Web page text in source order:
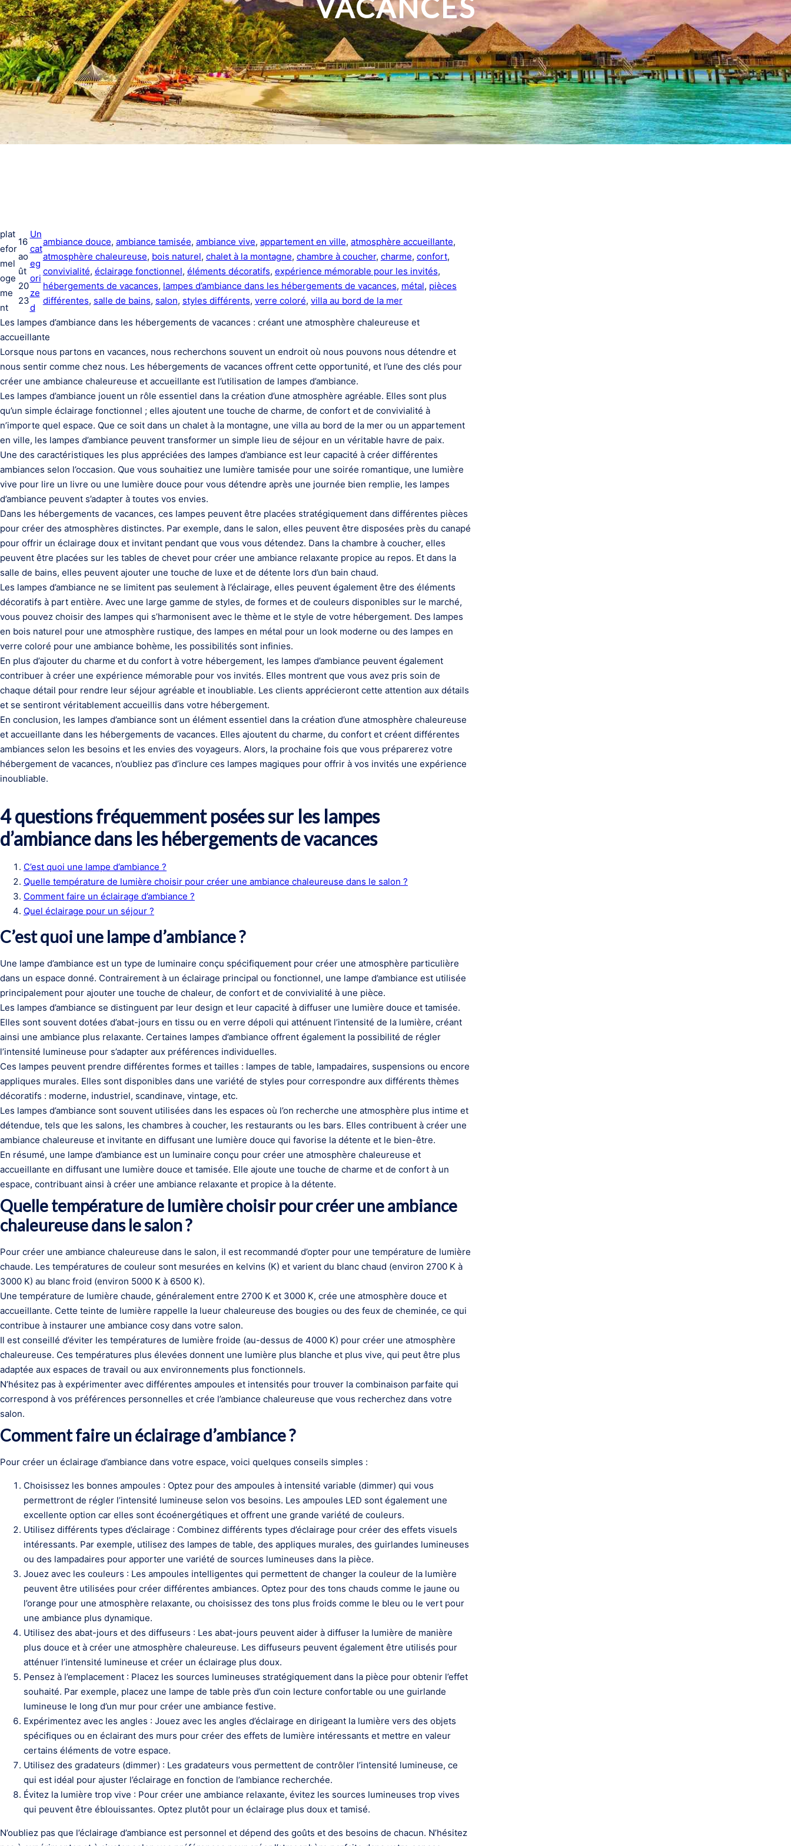
VACANCES
plat
efor
mel
oge
me
nt
16
ao
ût
20
23
Un
cat
eg
ori
ze
d
ambiance douce, ambiance tamisée, ambiance vive, appartement en ville, atmosphère accueillante
atmosphère chaleureuse, bois naturel, chalet à la montagne, chambre à coucher, charme, confort
convivialité, éclairage fonctionnel, éléments décoratifs, expérience mémorable pour les invités
hébergements de vacances, lampes d’ambiance dans les hébergements de vacances, métal, pièces
différentes, salle de bains, salon, styles différents, verre coloré, villa au bord de la mer
Les lampes d’ambiance dans les hébergements de vacances : créant une atmosphère chaleureuse et
accueillante
Lorsque nous partons en vacances, nous recherchons souvent un endroit où nous pouvons nous détendre et
nous sentir comme chez nous. Les hébergements de vacances offrent cette opportunité, et l’une des clés pour
créer une ambiance chaleureuse et accueillante est l’utilisation de lampes d’ambiance.
Les lampes d’ambiance jouent un rôle essentiel dans la création d’une atmosphère agréable. Elles sont plus
qu’un simple éclairage fonctionnel ; elles ajoutent une touche de charme, de confort et de convivialité à
n’importe quel espace. Que ce soit dans un chalet à la montagne, une villa au bord de la mer ou un appartement
en ville, les lampes d’ambiance peuvent transformer un simple lieu de séjour en un véritable havre de paix.
Une des caractéristiques les plus appréciées des lampes d’ambiance est leur capacité à créer différentes
ambiances selon l’occasion. Que vous souhaitiez une lumière tamisée pour une soirée romantique, une lumière
vive pour lire un livre ou une lumière douce pour vous détendre après une journée bien remplie, les lampes
d’ambiance peuvent s’adapter à toutes vos envies.
Dans les hébergements de vacances, ces lampes peuvent être placées stratégiquement dans différentes pièces
pour créer des atmosphères distinctes. Par exemple, dans le salon, elles peuvent être disposées près du canapé
pour offrir un éclairage doux et invitant pendant que vous vous détendez. Dans la chambre à coucher, elles
peuvent être placées sur les tables de chevet pour créer une ambiance relaxante propice au repos. Et dans la
salle de bains, elles peuvent ajouter une touche de luxe et de détente lors d’un bain chaud.
Les lampes d’ambiance ne se limitent pas seulement à l’éclairage, elles peuvent également être des éléments
décoratifs à part entière. Avec une large gamme de styles, de formes et de couleurs disponibles sur le marché,
vous pouvez choisir des lampes qui s’harmonisent avec le thème et le style de votre hébergement. Des lampes
en bois naturel pour une atmosphère rustique, des lampes en métal pour un look moderne ou des lampes en
verre coloré pour une ambiance bohème, les possibilités sont infinies.
En plus d’ajouter du charme et du confort à votre hébergement, les lampes d’ambiance peuvent également
contribuer à créer une expérience mémorable pour vos invités. Elles montrent que vous avez pris soin de
chaque détail pour rendre leur séjour agréable et inoubliable. Les clients apprécieront cette attention aux détails
et se sentiront véritablement accueillis dans votre hébergement.
En conclusion, les lampes d’ambiance sont un élément essentiel dans la création d’une atmosphère chaleureuse
et accueillante dans les hébergements de vacances. Elles ajoutent du charme, du confort et créent différentes
ambiances selon les besoins et les envies des voyageurs. Alors, la prochaine fois que vous préparerez votre
hébergement de vacances, n’oubliez pas d’inclure ces lampes magiques pour offrir à vos invités une expérience
inoubliable.
4 questions fréquemment posées sur les lampes
d’ambiance dans les hébergements de vacances
C’est quoi une lampe d’ambiance ?
Quelle température de lumière choisir pour créer une ambiance chaleureuse dans le salon ?
Comment faire un éclairage d’ambiance ?
Quel éclairage pour un séjour ?
C’est quoi une lampe d’ambiance ?
Une lampe d’ambiance est un type de luminaire conçu spécifiquement pour créer une atmosphère particulière
dans un espace donné. Contrairement à un éclairage principal ou fonctionnel, une lampe d’ambiance est utilisée
principalement pour ajouter une touche de chaleur, de confort et de convivialité à une pièce.
Les lampes d’ambiance se distinguent par leur design et leur capacité à diffuser une lumière douce et tamisée.
Elles sont souvent dotées d’abat-jours en tissu ou en verre dépoli qui atténuent l’intensité de la lumière, créant
ainsi une ambiance plus relaxante. Certaines lampes d’ambiance offrent également la possibilité de régler
l’intensité lumineuse pour s’adapter aux préférences individuelles.
Ces lampes peuvent prendre différentes formes et tailles : lampes de table, lampadaires, suspensions ou encore
appliques murales. Elles sont disponibles dans une variété de styles pour correspondre aux différents thèmes
décoratifs : moderne, industriel, scandinave, vintage, etc.
Les lampes d’ambiance sont souvent utilisées dans les espaces où l’on recherche une atmosphère plus intime et
détendue, tels que les salons, les chambres à coucher, les restaurants ou les bars. Elles contribuent à créer une
ambiance chaleureuse et invitante en diffusant une lumière douce qui favorise la détente et le bien-être.
En résumé, une lampe d’ambiance est un luminaire conçu pour créer une atmosphère chaleureuse et
accueillante en diffusant une lumière douce et tamisée. Elle ajoute une touche de charme et de confort à un
espace, contribuant ainsi à créer une ambiance relaxante et propice à la détente.
Quelle température de lumière choisir pour créer une ambiance
chaleureuse dans le salon ?
Pour créer une ambiance chaleureuse dans le salon, il est recommandé d’opter pour une température de lumière
chaude. Les températures de couleur sont mesurées en kelvins (K) et varient du blanc chaud (environ 2700 K à
3000 K) au blanc froid (environ 5000 K à 6500 K).
Une température de lumière chaude, généralement entre 2700 K et 3000 K, crée une atmosphère douce et
accueillante. Cette teinte de lumière rappelle la lueur chaleureuse des bougies ou des feux de cheminée, ce qui
contribue à instaurer une ambiance cosy dans votre salon.
Il est conseillé d’éviter les températures de lumière froide (au-dessus de 4000 K) pour créer une atmosphère
chaleureuse. Ces températures plus élevées donnent une lumière plus blanche et plus vive, qui peut être plus
adaptée aux espaces de travail ou aux environnements plus fonctionnels.
N’hésitez pas à expérimenter avec différentes ampoules et intensités pour trouver la combinaison parfaite qui
correspond à vos préférences personnelles et crée l’ambiance chaleureuse que vous recherchez dans votre
salon.
Comment faire un éclairage d’ambiance ?
Pour créer un éclairage d’ambiance dans votre espace, voici quelques conseils simples :
Choisissez les bonnes ampoules : Optez pour des ampoules à intensité variable (dimmer) qui vous
permettront de régler l’intensité lumineuse selon vos besoins. Les ampoules LED sont également une
excellente option car elles sont écoénergétiques et offrent une grande variété de couleurs.
Utilisez différents types d’éclairage : Combinez différents types d’éclairage pour créer des effets visuels
intéressants. Par exemple, utilisez des lampes de table, des appliques murales, des guirlandes lumineuses
ou des lampadaires pour apporter une variété de sources lumineuses dans la pièce.
Jouez avec les couleurs : Les ampoules intelligentes qui permettent de changer la couleur de la lumière
peuvent être utilisées pour créer différentes ambiances. Optez pour des tons chauds comme le jaune ou
l’orange pour une atmosphère relaxante, ou choisissez des tons plus froids comme le bleu ou le vert pour
une ambiance plus dynamique.
Utilisez des abat-jours et des diffuseurs : Les abat-jours peuvent aider à diffuser la lumière de manière
plus douce et à créer une atmosphère chaleureuse. Les diffuseurs peuvent également être utilisés pour
atténuer l’intensité lumineuse et créer un éclairage plus doux.
Pensez à l’emplacement : Placez les sources lumineuses stratégiquement dans la pièce pour obtenir l’effet
souhaité. Par exemple, placez une lampe de table près d’un coin lecture confortable ou une guirlande
lumineuse le long d’un mur pour créer une ambiance festive.
Expérimentez avec les angles : Jouez avec les angles d’éclairage en dirigeant la lumière vers des objets
spécifiques ou en éclairant des murs pour créer des effets de lumière intéressants et mettre en valeur
certains éléments de votre espace.
Utilisez des gradateurs (dimmer) : Les gradateurs vous permettent de contrôler l’intensité lumineuse, ce
qui est idéal pour ajuster l’éclairage en fonction de l’ambiance recherchée.
Évitez la lumière trop vive : Pour créer une ambiance relaxante, évitez les sources lumineuses trop vives
qui peuvent être éblouissantes. Optez plutôt pour un éclairage plus doux et tamisé.
N’oubliez pas que l’éclairage d’ambiance est personnel et dépend des goûts et des besoins de chacun. N’hésitez